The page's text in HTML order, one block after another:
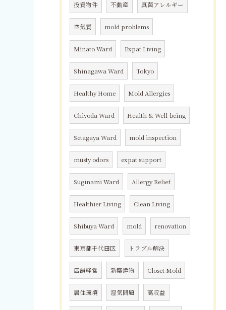
投資物件 不動産 真菌アレルギー
空気質 mold problems
Minato Ward Expat Living
Shinagawa Ward Tokyo
Healthy Home Mold Allergies
Chiyoda Ward Health & Well-being
Setagaya Ward mold inspection
musty odors expat support
Suginami Ward Allergy Relief
Healthier Living Clean Living
Shibuya Ward mold renovation
東京都千代田区 トラブル解決
店舗経営 新築建物 Closet Mold
居住環境 湿気問題 高収益